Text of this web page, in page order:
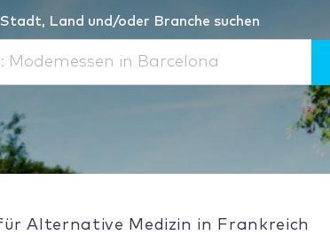
Land und/oder Branche suchen
Alternative Medizin in Frankreich